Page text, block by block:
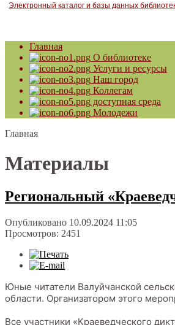
Электронный каталог и базы данных
Главная
О библиотеке
Услуги и ресурсы
Наш город
Коллегам
доступная среда
Молодежи
Главная
Материалы
Региональный
Опубликовано 10.09.2024 11:05
Просмотров: 2451
Юные читатели Валуйчанской
области. Организатором этого
Все участники «Краеведческого